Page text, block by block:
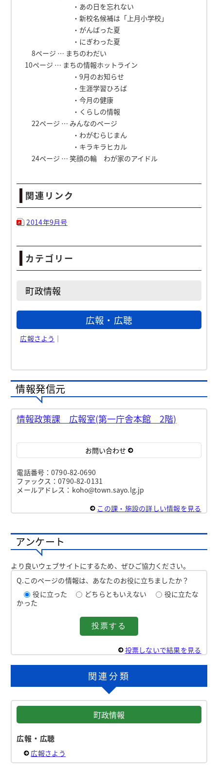
・あの日を忘れない
・新校名候補は「上月小学校」
・がんばった夏
・にぎわった夏
8ページ … まちのわだい
10ページ … まちの情報ホットライン
・9月のお知らせ
・生涯学習ひろば
・今月の健康
・くらしの情報
22ページ … みんなのページ
・わがむらじまん
・キラキラヒカル
24ページ … 笑顔の輪 わが家のアイドル
関連リンク
2014年9月号
カテゴリー
町政情報
広報・広聴
広報さよう ｜
情報発信元
情報政策課 広報室(第一庁舎本館 2階)
お問い合わせ
電話番号：0790-82-0690
ファックス：0790-82-0131
メールアドレス：koho@town.sayo.lg.jp
この課・施設の詳しい情報を見る
アンケート
より良いウェブサイトにするため、ぜひご協力ください。
Q.このページの情報は、あなたのお役に立ちましたか？
役に立った
どちらともいえない
役に立たな
かった
投票しないで結果を見る
関連分類
町政情報
広報・広聴
広報さよう